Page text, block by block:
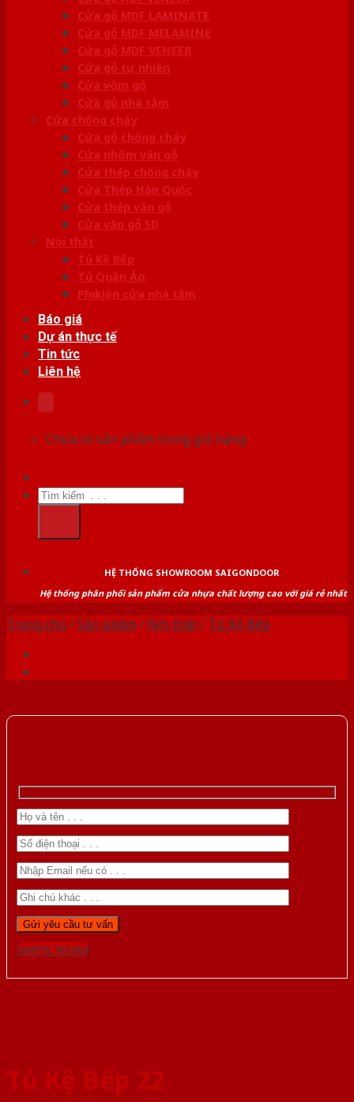
Cửa gỗ MDF LAMINATE
Cửa gỗ MDF MELAMINE
Cửa gỗ MDF VENEER
Cửa gỗ tự nhiên
Cửa vòm gỗ
Cửa gỗ nhà tắm
Cửa chống cháy
Cửa gỗ chống cháy
Cửa nhôm vân gỗ
Cửa thép chống cháy
Cửa Thép Hàn Quốc
Cửa thép vân gỗ
Cửa vân gỗ 5D
Nội thất
Tủ Kệ Bếp
Tủ Quần Áo
Phụ kiện cửa nhà tắm
Báo giá
Dự án thực tế
Tin tức
Liên hệ
Chưa có sản phẩm trong giỏ hàng.
Tìm
kiếm:
HỆ THỐNG SHOWROOM SAIGONDOOR
Hệ thống phân phối sản phẩm cửa nhựa chất lượng cao với giá rẻ nhất
Trang chủ /Sản phẩm / Nội thất/ Tủ Kệ Bếp
Gọi 0976.169.864
Tủ Kệ Bếp 22